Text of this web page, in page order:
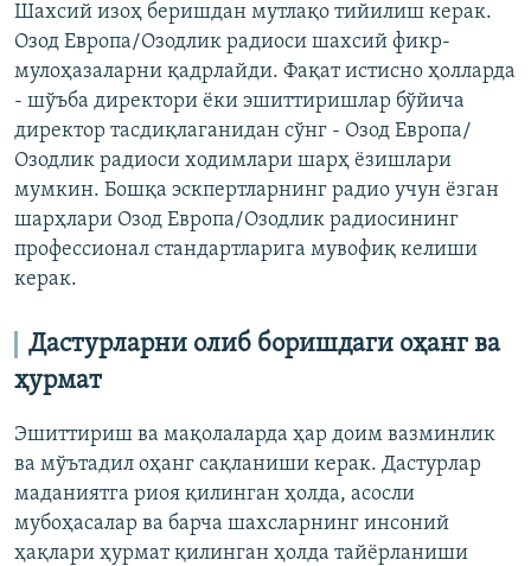
Шахсий изоҳ беришдан мутлақо тийилиш керак.
Озод Европа/Озодлик радиоси шахсий фикр-
мулоҳазаларни қадрлайди. Фақат истисно ҳолларда
- шўъба директори ёки эшиттиришлар бўйича
директор тасдиқлаганидан сўнг - Озод Европа/
Озодлик радиоси ходимлари шарҳ ёзишлари
мумкин. Бошқа эскпертларнинг радио учун ёзган
шарҳлари Озод Европа/Озодлик радиосининг
профессионал стандартларига мувофиқ келиши
керак.
Дастурларни олиб боришдаги оҳанг ва
ҳурмат
Эшиттириш ва мақолаларда ҳар доим вазминлик
ва мўътадил оҳанг сақланиши керак. Дастурлар
маданиятга риоя қилинган ҳолда, асосли
мубоҳасалар ва барча шахсларнинг инсоний
ҳақлари ҳурмат қилинган ҳолда тайёрланиши